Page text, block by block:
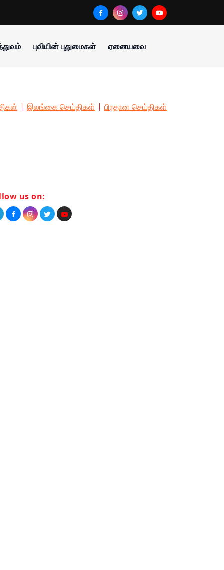
புவியின் புதுமைகள் ஏனையவை
இலங்கை செய்திகள் பிரதான செய்திகள்
us on: